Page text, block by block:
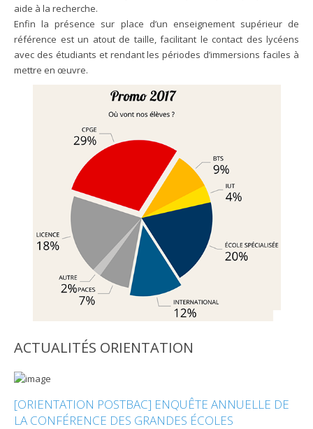
aide à la recherche.
Enfin la présence sur place d’un enseignement supérieur de
référence est un atout de taille, facilitant le contact des lycéens
avec des étudiants et rendant les périodes d’immersions faciles à
mettre en œuvre.
ACTUALITÉS ORIENTATION
[ORIENTATION POSTBAC] ENQUÊTE ANNUELLE DE
LA CONFÉRENCE DES GRANDES ÉCOLES